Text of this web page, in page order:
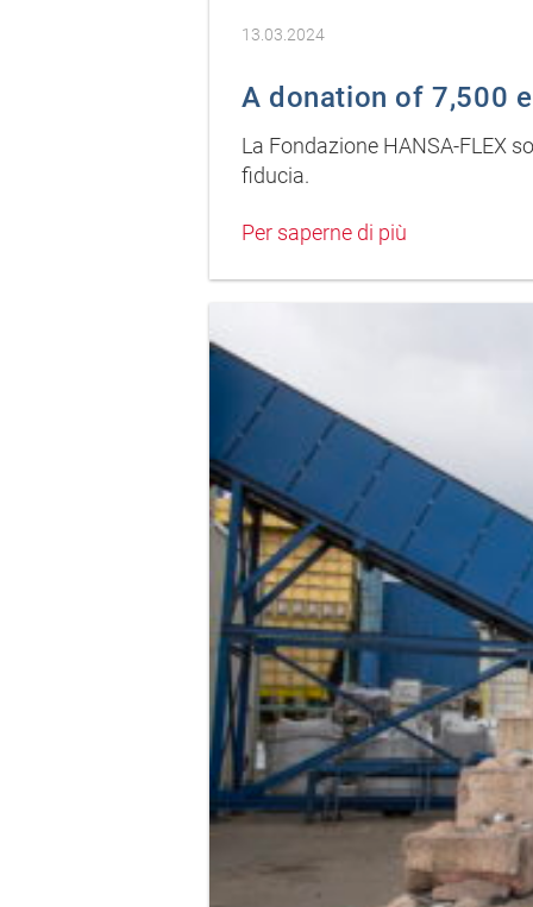
13.03.2024
A donation of 7,500
La Fondazione HANSA-FLEX
fiducia.
Per saperne di più